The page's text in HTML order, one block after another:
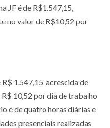
JF é de R$1.547,15,
no valor de R$10,52 por
1.547,15, acrescida de
10,52 por dia de trabalho
é de quatro horas diárias e
presenciais realizadas